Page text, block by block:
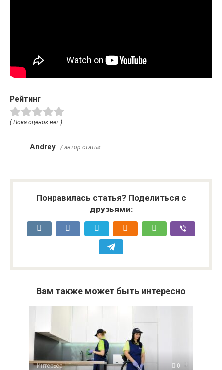
Рейтинг
( Пока оценок нет )
Andrey / автор статьи
Понравилась статья? Поделиться с
друзьями:
Вам также может быть интересно
Интерьер 0